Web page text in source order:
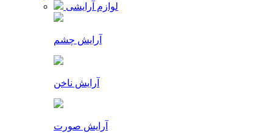
لوازم آرایشی
آرایش چشم
آرایش ناخن
آرایش صورت